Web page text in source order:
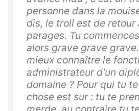
personne dans la
dis, le troll est de
parages. Tu
alors grave grave
mieux connaître le
administrateur d'un
domaine ? Pour qui tu
chose est sur : tu te